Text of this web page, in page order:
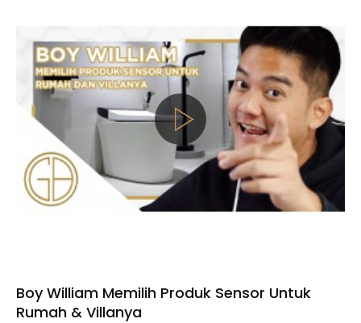
Boy William Memilih Produk Sensor Untuk
Rumah & Villanya